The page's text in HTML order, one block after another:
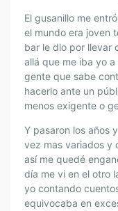
El gusanillo me
el mundo era joven
bar le dio por llevar
allá que me iba yo
gente que sabe
hacerlo ante un
menos exigente o
Y pasaron los años
vez mas variados y
así me quedé
día me vi en el otro
yo contando
equivocaba en